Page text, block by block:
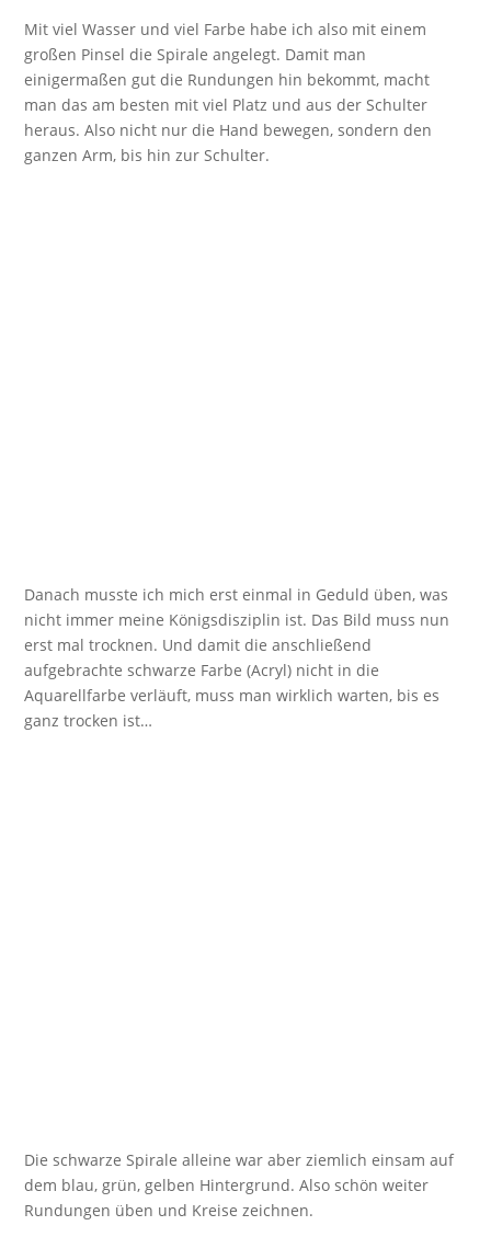
Mit viel Wasser und viel Farbe habe ich also mit einem
großen Pinsel die Spirale angelegt. Damit man
einigermaßen gut die Rundungen hin bekommt, macht
man das am besten mit viel Platz und aus der Schulter
heraus. Also nicht nur die Hand bewegen, sondern den
ganzen Arm, bis hin zur Schulter.
Danach musste ich mich erst einmal in Geduld üben, was
nicht immer meine Königsdisziplin ist. Das Bild muss nun
erst mal trocknen. Und damit die anschließend
aufgebrachte schwarze Farbe (Acryl) nicht in die
Aquarellfarbe verläuft, muss man wirklich warten, bis es
ganz trocken ist…
Die schwarze Spirale alleine war aber ziemlich einsam auf
dem blau, grün, gelben Hintergrund. Also schön weiter
Rundungen üben und Kreise zeichnen.